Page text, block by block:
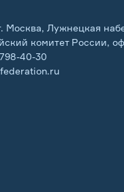
Москва, Лужнецкая
комитет России,
40-30